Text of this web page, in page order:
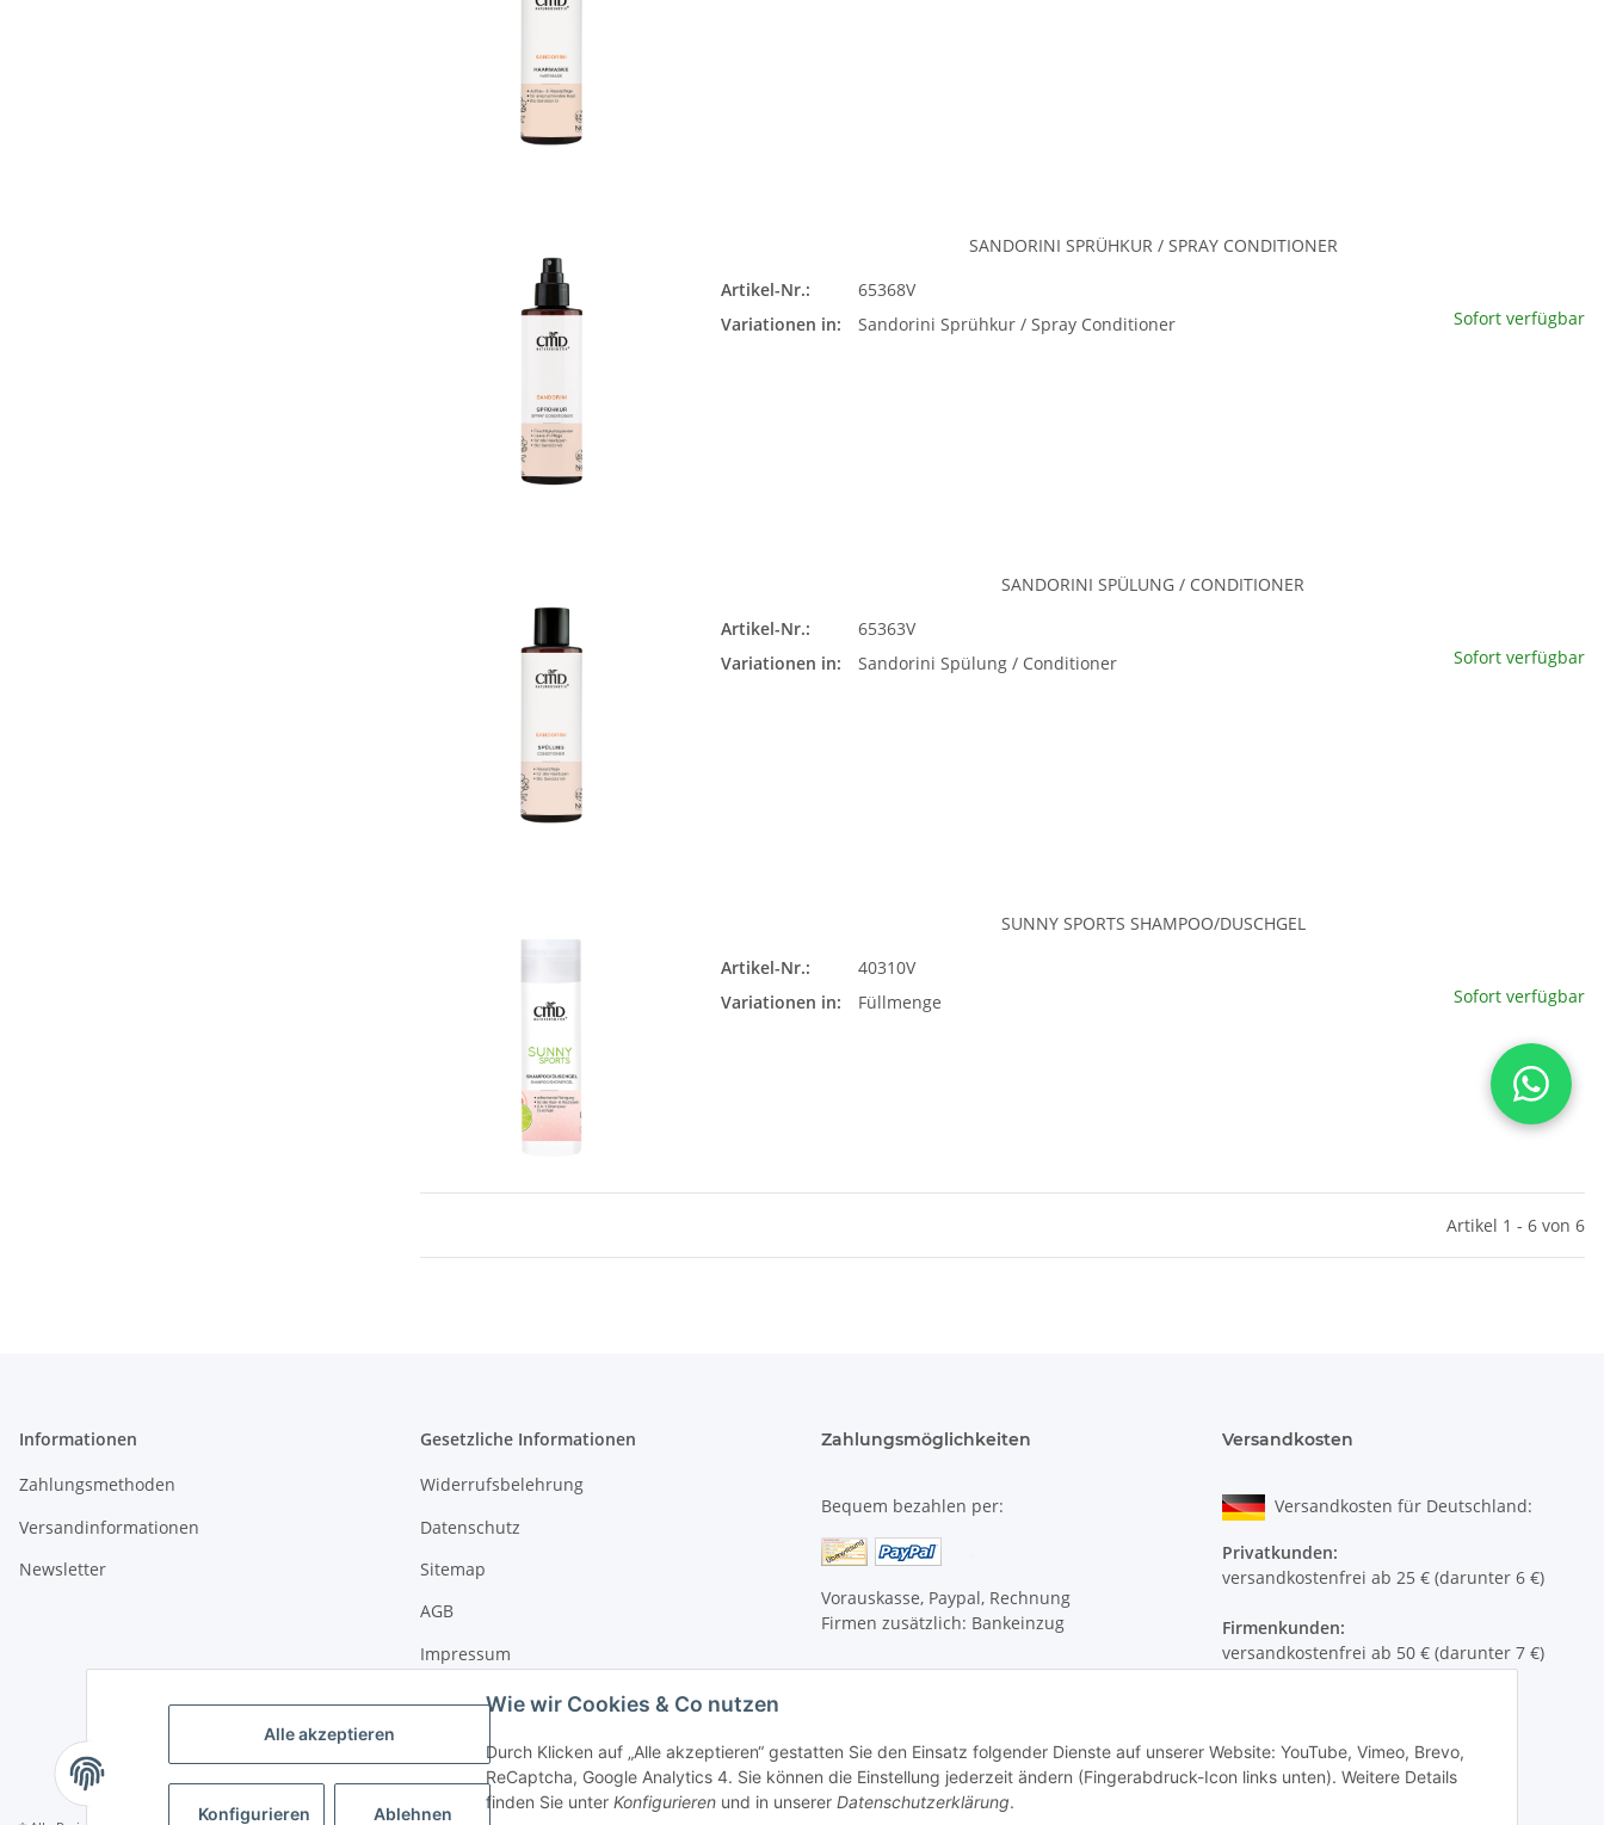
Alle akzeptieren
Konfigurieren Ablehnen
Wie wir Cookies & Co nutzen
Durch Klicken auf „Alle akzeptieren“ gestatten Sie den Einsatz folgender Dienste auf unserer Website: YouTube, Vimeo, Brevo,
ReCaptcha, Google Analytics 4. Sie können die Einstellung jederzeit ändern (Fingerabdruck-Icon links unten). Weitere Details
finden Sie unter Konfigurieren und in unserer Datenschutzerklärung.
SANDORINI SPRÜHKUR / SPRAY CONDITIONER
Artikel-Nr.:
65368V
Variationen in:
Sandorini Sprühkur / Spray Conditioner
Conditioner
Sofort verfügbar
SANDORINI SPÜLUNG / CONDITIONER
Artikel-Nr.:
65363V
Variationen in:
Sandorini Spülung / Conditioner
Conditioner
Sofort verfügbar
SUNNY SPORTS SHAMPOO/DUSCHGEL
Artikel-Nr.:
40310V
Variationen in:
Füllmenge Sofort verfügbar
Artikel 1 - 6 von 6
Informationen
Zahlungsmethoden
Versandinformationen
Newsletter
Gesetzliche Informationen
Widerrufsbelehrung
Datenschutz
Sitemap
AGB
Impressum
Zahlungsmöglichkeiten
Bequem bezahlen per:
Vorauskasse, Paypal, Rechnung
Firmen zusätzlich: Bankeinzug
Versandkosten
Versandkosten für Deutschland:
Privatkunden:
versandkostenfrei ab 25 € (darunter 6 €)
Firmenkunden:
versandkostenfrei ab 50 € (darunter 7 €)
Versand ins Ausland siehehier